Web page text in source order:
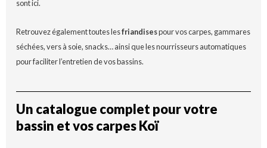
sont ici.
Retrouvez également toutes lesfriandisespour vos carpes, gammares
séchées, vers à soie, snacks… ainsi que les nourrisseurs automatiques
pour faciliter l’entretien de vos bassins.
Un catalogue complet pour votre
bassin et vos carpes Koï